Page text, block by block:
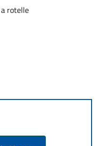
rotelle